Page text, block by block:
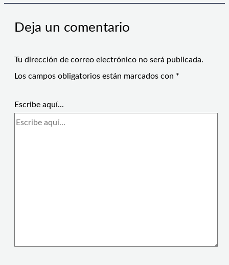
Deja un comentario
Tu dirección de correo electrónico no será publicada.
Los campos obligatorios están marcados con *
Escribe aquí...